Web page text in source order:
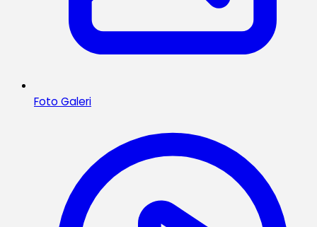
Foto Galeri